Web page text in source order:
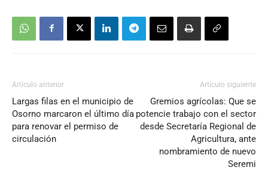
Artículo anterior
Largas filas en el municipio de
Osorno marcaron el último día
para renovar el permiso de
circulación
Artículo siguiente
Gremios agrícolas: Que se
potencie trabajo con el sector
desde Secretaría Regional de
Agricultura, ante
nombramiento de nuevo
Seremi